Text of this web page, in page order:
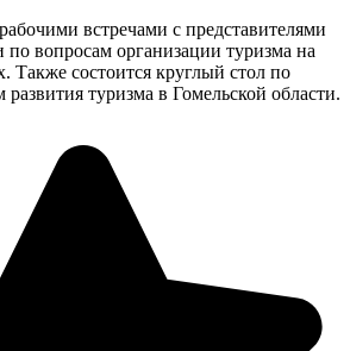
встречами с представителями
по вопросам организации туризма на
Также состоится круглый стол по
туризма в Гомельской области.